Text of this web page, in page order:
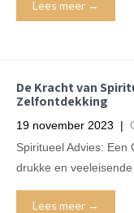
Lees meer →
De Kracht van
Zelfontdekking
19 november 2023 |
Spiritueel Advies:
drukke en
Lees meer →